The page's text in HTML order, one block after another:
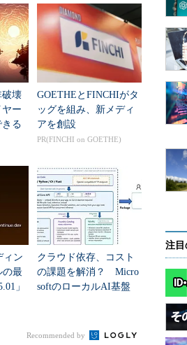
壊
ー
る
GOETHEとFINCHIがタ
ッグを組み、新メディ
アを創設
PR(FINCHI on GOETHE)
ィン
の最
」
クラウド依存、コスト
の課題を解消？ Micro
softのローカルAI基盤
Recommended by
注目